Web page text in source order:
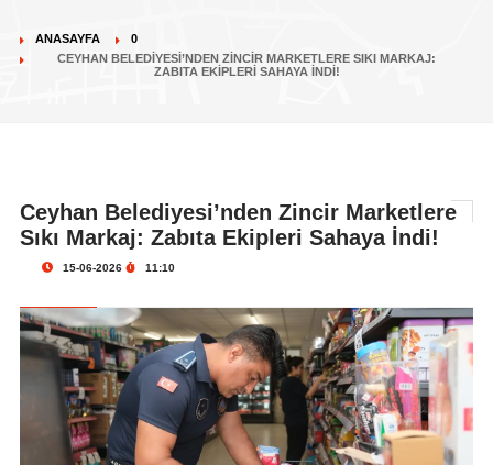
ANASAYFA
0
CEYHAN BELEDIYESI’NDEN ZINCIR MARKETLERE SIKI MARKAJ:
ZABITA EKIPLERI SAHAYA İNDI!
Ceyhan Belediyesi’nden Zincir Marketlere
Sıkı Markaj: Zabıta Ekipleri Sahaya İndi!
15-06-2026 11:10